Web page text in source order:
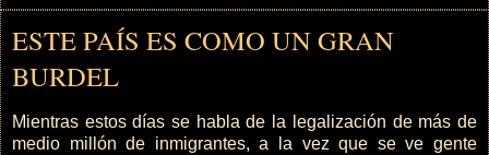
ESTE PAÍS ES COMO UN GRAN
BURDEL
Mientras estos días se habla de la legalización de más de
medio millón de inmigrantes, a la vez que se ve gente